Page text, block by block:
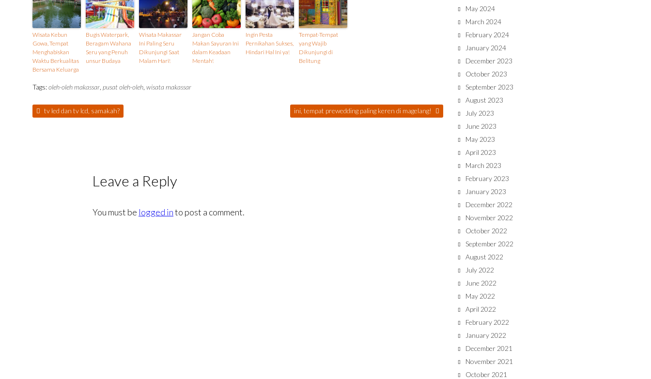
Wisata Kebun
Gowa, Tempat
Menghabiskan
Waktu Berkualitas
Bersama Keluarga
Bugis Waterpark,
Beragam Wahana
Seru yang Penuh
unsur Budaya
Wisata Makassar
Ini Paling Seru
Dikunjungi Saat
Malam Hari!
Jangan Coba
Makan Sayuran Ini
dalam Keadaan
Mentah!
Ingin Pesta
Pernikahan Sukses,
Hindari Hal Ini ya!
Tempat-Tempat
yang Wajib
Dikunjungi di
Belitung
Tags:oleh-oleh makassar, pusat oleh-oleh, wisata makassar
ini, tempat prewedding paling keren di magelang!
tv led dan tv lcd, samakah?
Leave a Reply
You must be logged into post a comment.
May 2024
March 2024
February 2024
January 2024
December 2023
October 2023
September 2023
August 2023
July 2023
June 2023
May 2023
April 2023
March 2023
February 2023
January 2023
December 2022
November 2022
October 2022
September 2022
August 2022
July 2022
June 2022
May 2022
April 2022
February 2022
January 2022
December 2021
November 2021
October 2021